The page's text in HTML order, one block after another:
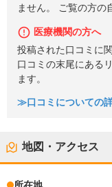
ません。 ご覧の方の
医療機関の方へ
投稿された口コミに
口コミの末尾にある
ます。
≫口コミについての
地図・アクセス